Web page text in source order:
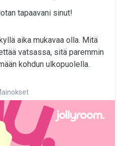
tapaavani sinut!
aika mukavaa olla. Mitä
vatsassa, sitä paremmin
kohdun ulkopuolella.